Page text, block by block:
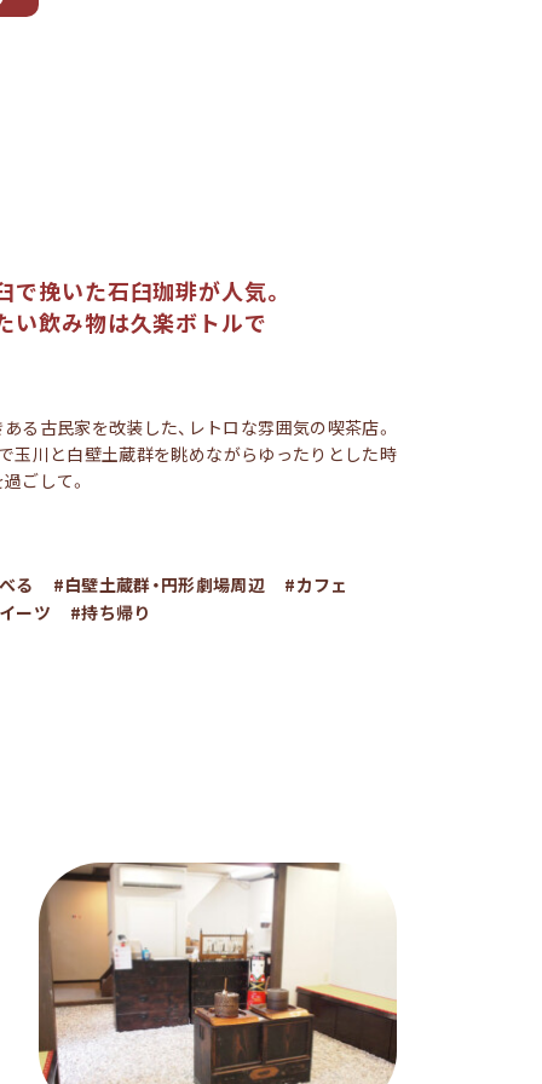
で挽いた石臼珈琲が人気。
い飲み物は久楽ボトルで
る古民家を改装した、レトロな雰囲気の喫茶店。
玉川と白壁土蔵群を眺めながらゆったりとした時
ごして。
る #白壁土蔵群・円形劇場周辺
#カフェ
ーツ
#持ち帰り